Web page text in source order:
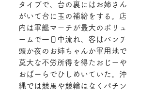
タイプで、台の裏にはお姉さん
がいて台に玉の補給をする。店
内は軍艦マーチが最大のボリュ
ームで一日中流れ、客はパンチ
頭か夜のお姉ちゃんか軍用地で
莫大な不労所得を得たおじーや
おばーらでひしめいていた。沖
縄では競馬や競輪はなくパチン